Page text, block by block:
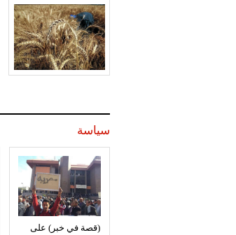
سياسة
(قصة في خبر) على